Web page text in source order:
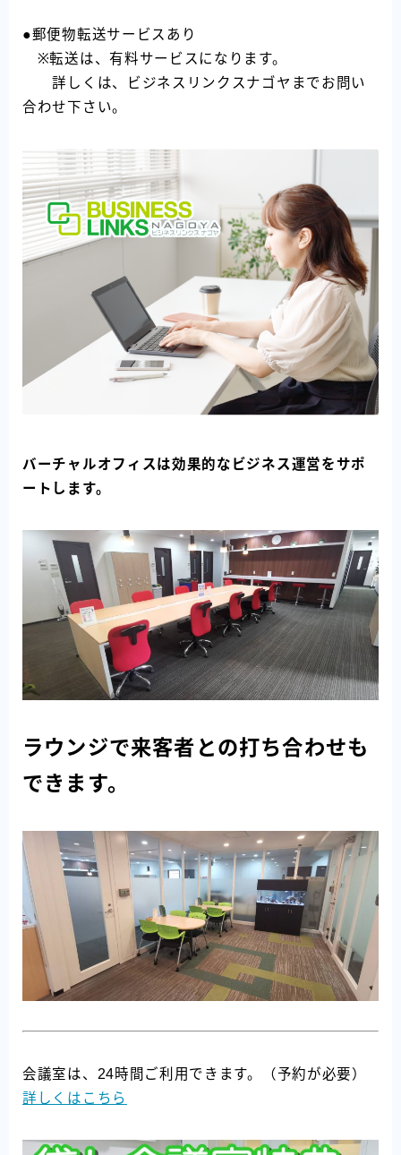
●郵便物転送サービスあり
※転送は、有料サービスになります。
詳しくは、ビジネスリンクスナゴヤまでお問い
合わせ下さい。
バーチャルオフィスは効果的なビジネス運営をサポ
ートします。
ラウンジで来客者との打ち合わせも
できます。
会議室は、24時間ご利用できます。（予約が必要）
詳しくはこちら